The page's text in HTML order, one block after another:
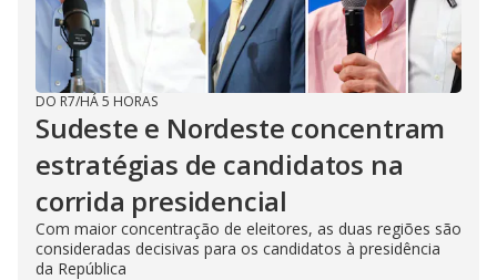
DO R7/HÁ 5 HORAS
Sudeste e Nordeste concentram
estratégias de candidatos na
corrida presidencial
Com maior concentração de eleitores, as duas regiões são
consideradas decisivas para os candidatos à presidência
da República